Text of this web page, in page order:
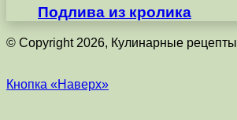
Подлива из кролика
© Copyright 2026, Кулинарные рецепты
Кнопка «Наверх»